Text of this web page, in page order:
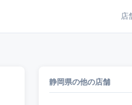
店
静岡県の他の店舗